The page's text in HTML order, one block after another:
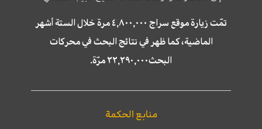
تمّت زيارة موقع سراج ٤,٨٠٠,٠٠٠ مرة خلال الستة أشهر
الماضية، كما ظهر في نتائج البحث في محركات
البحث٢٢,٢٩٠,٠٠٠ مرّة.
منابع الحكمة